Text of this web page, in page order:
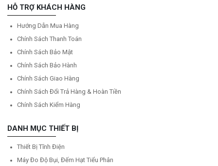
HỖ TRỢ KHÁCH HÀNG
Hướng Dẫn Mua Hàng
Chính Sách Thanh Toán
Chính Sách Bảo Mật
Chính Sách Bảo Hành
Chính Sách Giao Hàng
Chính Sách Đổi Trả Hàng & Hoàn Tiền
Chính Sách Kiểm Hàng
DANH MỤC THIẾT BỊ
Thiết Bị Tĩnh Điện
Máy Đo Độ Bụi, Đếm Hạt Tiểu Phân